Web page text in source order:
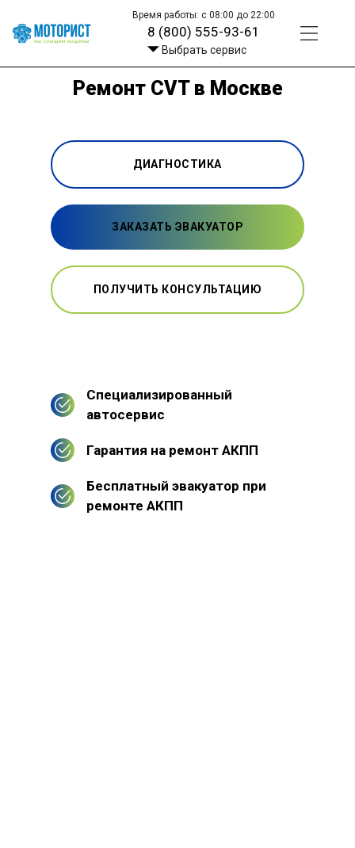
Время работы: с 08:00 до 22:00
8 (800) 555-93-61
Выбрать сервис
Ремонт CVT в Москве
ДИАГНОСТИКА
ЗАКАЗАТЬ ЭВАКУАТОР
ПОЛУЧИТЬ КОНСУЛЬТАЦИЮ
Специализированный
автосервис
Гарантия на ремонт АКПП
Бесплатный эвакуатор при
ремонте АКПП